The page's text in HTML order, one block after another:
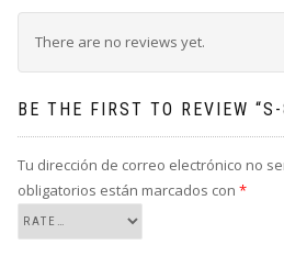
There are no reviews yet.
BE THE FIRST TO REVIEW
Tu dirección de correo electrónico no
obligatorios están marcados con *